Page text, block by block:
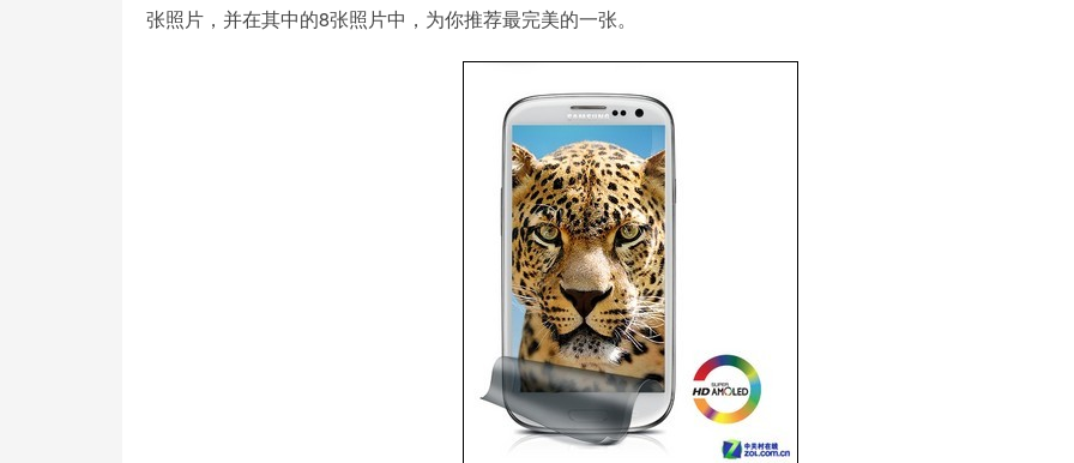
张照片，并在其中的8张照片中，为你推荐最完美的一张。